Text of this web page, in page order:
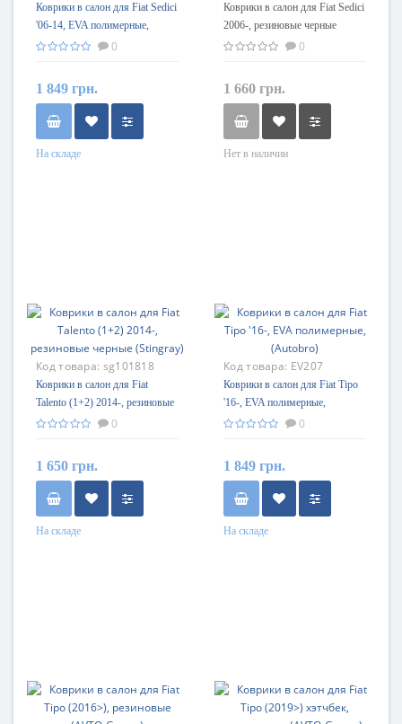
Коврики в салон для Fiat Sedici
'06-14, EVA полимерные,
(Autobro)
0
1 849 грн.
На складе
Коврики в салон для Fiat Sedici
2006-, резиновые черные
(Stingray)
0
1 660 грн.
Нет в наличии
Код товара: sg101818
Коврики в салон для Fiat
Talento (1+2) 2014-, резиновые
черные (Stingray)0
1 650 грн.
На складе
Код товара: EV207
Коврики в салон для Fiat Tipo
'16-, EVA полимерные,
(Autobro)
0
1 849 грн.
На складе